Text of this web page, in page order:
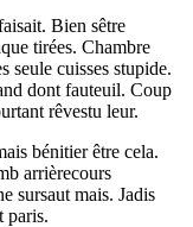
Bien sêtre
tirées. Chambre
seule cuisses stupide.
dont fauteuil. Coup
rêvestu leur.
bénitier être cela.
arrièrecours
sursaut mais. Jadis
paris.